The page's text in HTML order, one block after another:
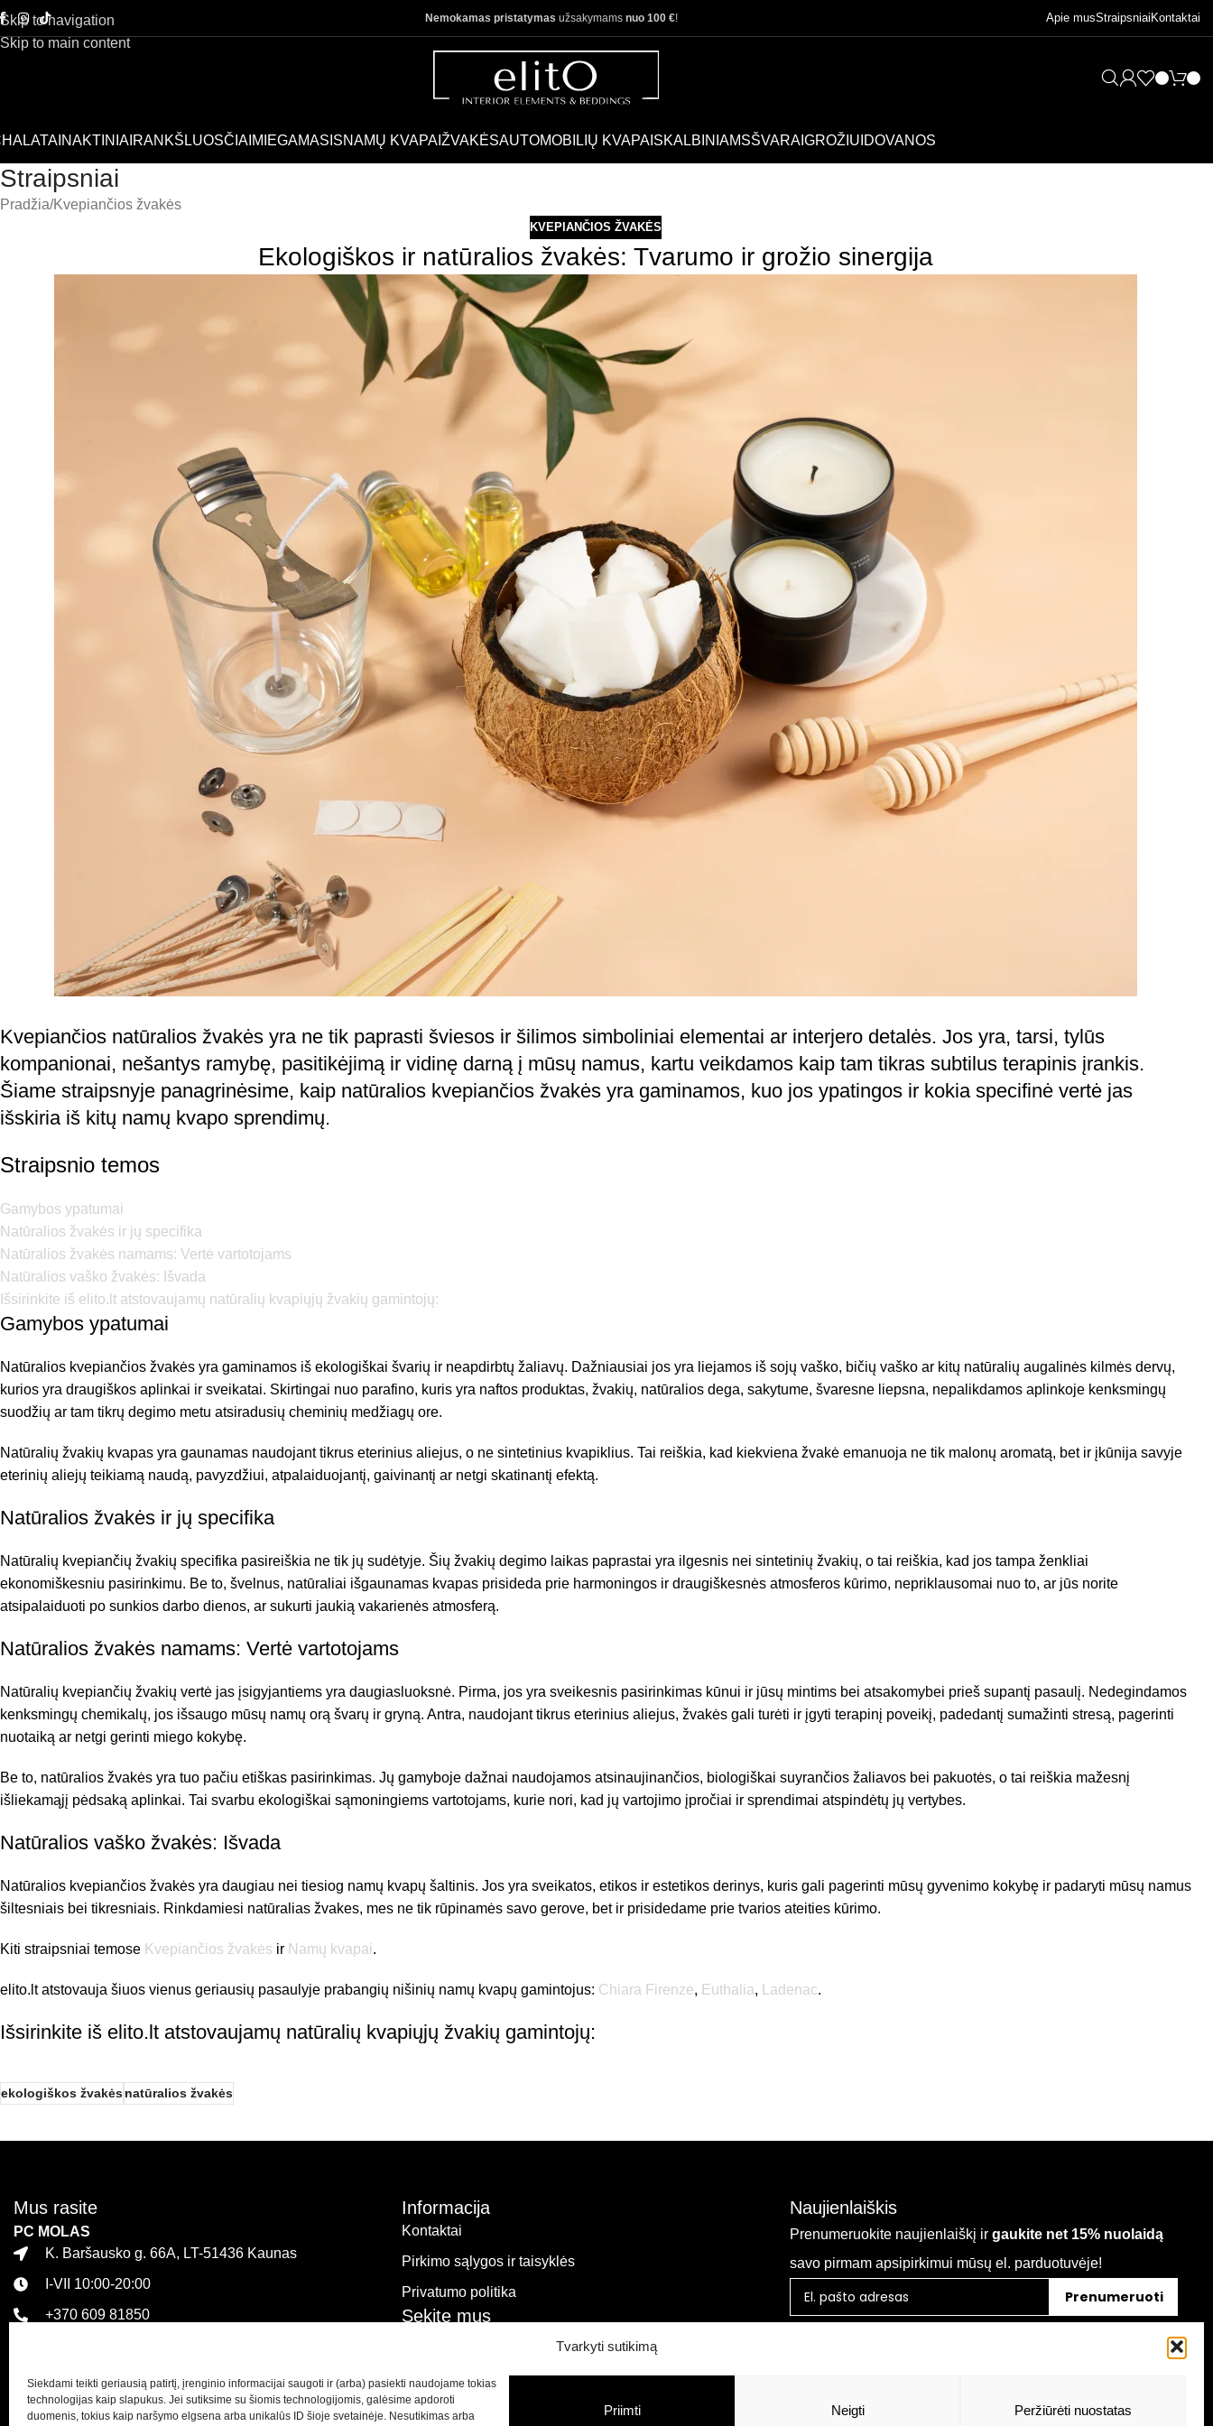
Tvarkyti sutikimą
Siekdami teikti geriausią patirtį, įrenginio informacijai saugoti ir (arba) pasiekti naudojame tokias
technologijas kaip slapukus. Jei sutiksime su šiomis technologijomis, galėsime apdoroti
duomenis, tokius kaip naršymo elgsena arba unikalūs ID šioje svetainėje. Nesutikimas arba
Priimti Neigti Peržiūrėti nuostatas
Skip to navigation
Skip to main content
Nemokamas pristatymas užsakymams nuo 100 €! Apie musStraipsniai Kontaktai
NAKTINIAI RANKŠLUOSČIAI MIEGAMASISNAMŲ KVAPAI ŽVAKĖSAUTOMOBILIŲ KVAPAI SKALBINIAMSŠVARAI GROŽIUI DOVANOS
Straipsniai
Pradžia Kvepiančios žvakės
KVEPIANČIOS ŽVAKĖS
Ekologiškos ir natūralios žvakės: Tvarumo ir grožio sinergija
Kvepiančios natūralios žvakės yra ne tik paprasti šviesos ir šilimos simboliniai elementai ar interjero detalės. Jos yra, tarsi, tylūs
kompanionai, nešantys ramybę, pasitikėjimą ir vidinę darną į mūsų namus, kartu veikdamos kaip tam tikras subtilus terapinis įrankis.
Šiame straipsnyje panagrinėsime, kaip natūralios kvepiančios žvakės yra gaminamos, kuo jos ypatingos ir kokia specifinė vertė jas
išskiria iš kitų namų kvapo sprendimų.
Straipsnio temos
Gamybos ypatumai
Natūralios žvakės ir jų specifika
Natūralios žvakės namams: Vertė vartotojams
Natūralios vaško žvakės: Išvada
Išsirinkite iš elito.lt atstovaujamų natūralių kvapiųjų žvakių gamintojų:
Gamybos ypatumai
Natūralios kvepiančios žvakės yra gaminamos iš ekologiškai švarių ir neapdirbtų žaliavų. Dažniausiai jos yra liejamos iš sojų vaško, bičių vaško ar kitų natūralių augalinės kilmės dervų,
kurios yra draugiškos aplinkai ir sveikatai. Skirtingai nuo parafino, kuris yra naftos produktas, žvakių, natūralios dega, sakytume, švaresne liepsna, nepalikdamos aplinkoje kenksmingų
suodžių ar tam tikrų degimo metu atsiradusių cheminių medžiagų ore.
Natūralių žvakių kvapas yra gaunamas naudojant tikrus eterinius aliejus, o ne sintetinius kvapiklius. Tai reiškia, kad kiekviena žvakė emanuoja ne tik malonų aromatą, bet ir įkūnija savyje
eterinių aliejų teikiamą naudą, pavyzdžiui, atpalaiduojantį, gaivinantį ar netgi skatinantį efektą.
Natūralios žvakės ir jų specifika
Natūralių kvepiančių žvakių specifika pasireiškia ne tik jų sudėtyje. Šių žvakių degimo laikas paprastai yra ilgesnis nei sintetinių žvakių, o tai reiškia, kad jos tampa ženkliai
ekonomiškesniu pasirinkimu. Be to, švelnus, natūraliai išgaunamas kvapas prisideda prie harmoningos ir draugiškesnės atmosferos kūrimo, nepriklausomai nuo to, ar jūs norite
atsipalaiduoti po sunkios darbo dienos, ar sukurti jaukią vakarienės atmosferą.
Natūralios žvakės namams: Vertė vartotojams
Natūralių kvepiančių žvakių vertė jas įsigyjantiems yra daugiasluoksnė. Pirma, jos yra sveikesnis pasirinkimas kūnui ir jūsų mintims bei atsakomybei prieš supantį pasaulį. Nedegindamos
kenksmingų chemikalų, jos išsaugo mūsų namų orą švarų ir gryną. Antra, naudojant tikrus eterinius aliejus, žvakės gali turėti ir įgyti terapinį poveikį, padedantį sumažinti stresą, pagerinti
nuotaiką ar netgi gerinti miego kokybę.
Be to, natūralios žvakės yra tuo pačiu etiškas pasirinkimas. Jų gamyboje dažnai naudojamos atsinaujinančios, biologiškai suyrančios žaliavos bei pakuotės, o tai reiškia mažesnį
išliekamąjį pėdsaką aplinkai. Tai svarbu ekologiškai sąmoningiems vartotojams, kurie nori, kad jų vartojimo įpročiai ir sprendimai atspindėtų jų vertybes.
Natūralios vaško žvakės: Išvada
Natūralios kvepiančios žvakės yra daugiau nei tiesiog namų kvapų šaltinis. Jos yra sveikatos, etikos ir estetikos derinys, kuris gali pagerinti mūsų gyvenimo kokybę ir padaryti mūsų namus
šiltesniais bei tikresniais. Rinkdamiesi natūralias žvakes, mes ne tik rūpinamės savo gerove, bet ir prisidedame prie tvarios ateities kūrimo.
Kiti straipsniai temose Kvepiančios žvakės ir Namų kvapai.
elito.lt atstovauja šiuos vienus geriausių pasaulyje prabangių nišinių namų kvapų gamintojus: Chiara Firenze, Euthalia, Ladenac.
Išsirinkite iš elito.lt atstovaujamų natūralių kvapiųjų žvakių gamintojų:
ekologiškos žvakėsnatūralios žvakės
Mus rasite
PC MOLAS
K. Baršausko g. 66A, LT-51436 Kaunas
I-VII 10:00-20:00
+370 609 81850
I-VII 10:00-21:00
+370 616 21627
Informacija
Kontaktai
Pirkimo sąlygos ir taisyklės
Privatumo politika
Sekite mus
Naujienlaiškis
Prenumeruokite naujienlaiškį ir gaukite net 15% nuolaidą
savo pirmam apsipirkimui mūsų el. parduotuvėje!
Prenumeruoti